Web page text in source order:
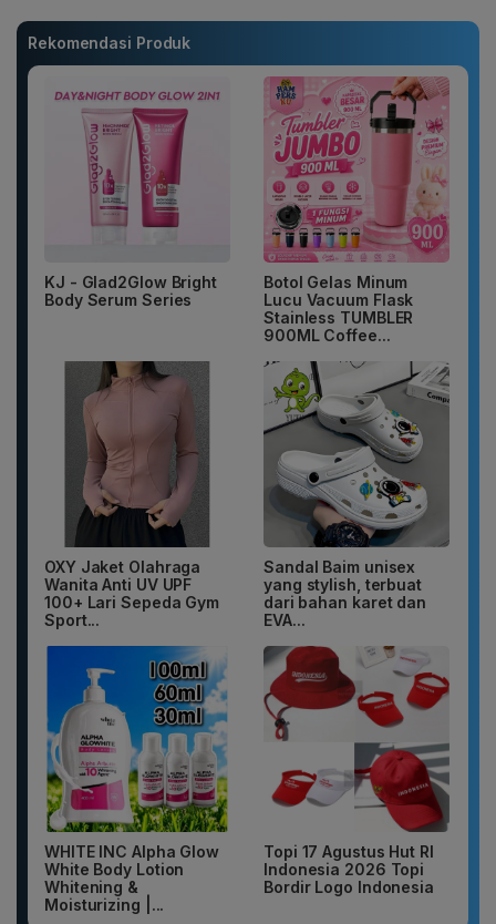
Rekomendasi Produk
KJ - Glad2Glow Bright
Body Serum Series
Botol Gelas Minum
Lucu Vacuum Flask
Stainless TUMBLER
900ML Coffee...
OXY Jaket Olahraga
Wanita Anti UV UPF
100+ Lari Sepeda Gym
Sport...
Sandal Baim unisex
yang stylish, terbuat
dari bahan karet dan
EVA...
WHITE INC Alpha Glow
White Body Lotion
Whitening &
Moisturizing |...
Topi 17 Agustus Hut RI
Indonesia 2026 Topi
Bordir Logo Indonesia